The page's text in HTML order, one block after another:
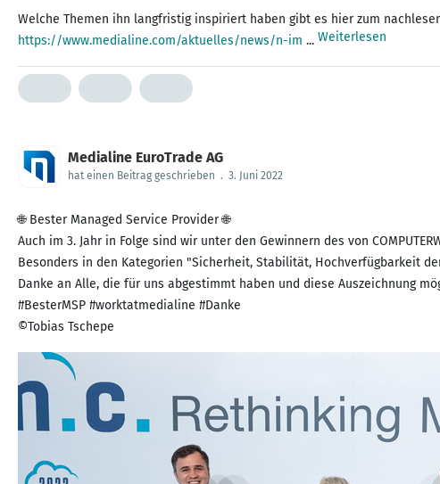
https://www.medialine.com/aktuelles/news/n-im ... Weiterlesen
Medialine EuroTrade AG
hat einen Beitrag geschrieben . 3. Juni 2022
🌐 Bester Managed Service Provider 🌐
Auch im 3. Jahr in Folge sind wir unter den Gewinnern des von
Besonders in den Kategorien "Sicherheit, Stabilität, Hochverfügbarkeit
Danke an Alle, die für uns abgestimmt haben und diese Auszeichnung
#BesterMSP #worktatmedialine #Danke
©Tobias Tschepe